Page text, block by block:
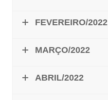
FEVEREIRO/2022
MARÇO/2022
ABRIL/2022